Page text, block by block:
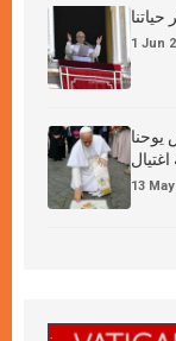
حياتنا
1 Jun
يوحنا
13